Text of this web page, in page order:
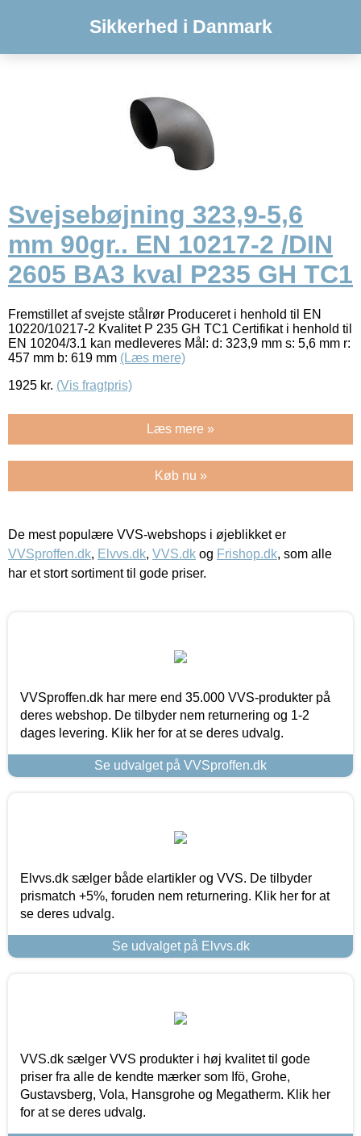
Sikkerhed i Danmark
Svejsebøjning 323,9-5,6
mm 90gr.. EN 10217-2 /DIN
2605 BA3 kval P235 GH TC1
Fremstillet af svejste stålrør Produceret i henhold til EN
10220/10217-2 Kvalitet P 235 GH TC1 Certifikat i henhold til
EN 10204/3.1 kan medleveres Mål: d: 323,9 mm s: 5,6 mm r:
457 mm b: 619 mm (Læs mere)
1925 kr. (Vis fragtpris)
Læs mere »
Køb nu »
De mest populære VVS-webshops i øjeblikket er
VVSproffen.dk, Elvvs.dk, VVS.dk og Frishop.dk, som alle
har et stort sortiment til gode priser.
VVSproffen.dk har mere end 35.000 VVS-produkter på
deres webshop. De tilbyder nem returnering og 1-2
dages levering. Klik her for at se deres udvalg.
Se udvalget på VVSproffen.dk
Elvvs.dk sælger både elartikler og VVS. De tilbyder
prismatch +5%, foruden nem returnering. Klik her for at
se deres udvalg.
Se udvalget på Elvvs.dk
VVS.dk sælger VVS produkter i høj kvalitet til gode
priser fra alle de kendte mærker som Ifö, Grohe,
Gustavsberg, Vola, Hansgrohe og Megatherm. Klik her
for at se deres udvalg.